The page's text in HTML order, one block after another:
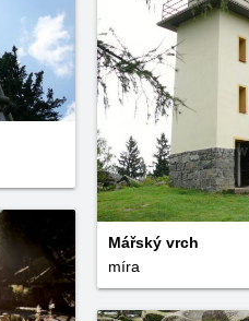
Mářský vrch
míra